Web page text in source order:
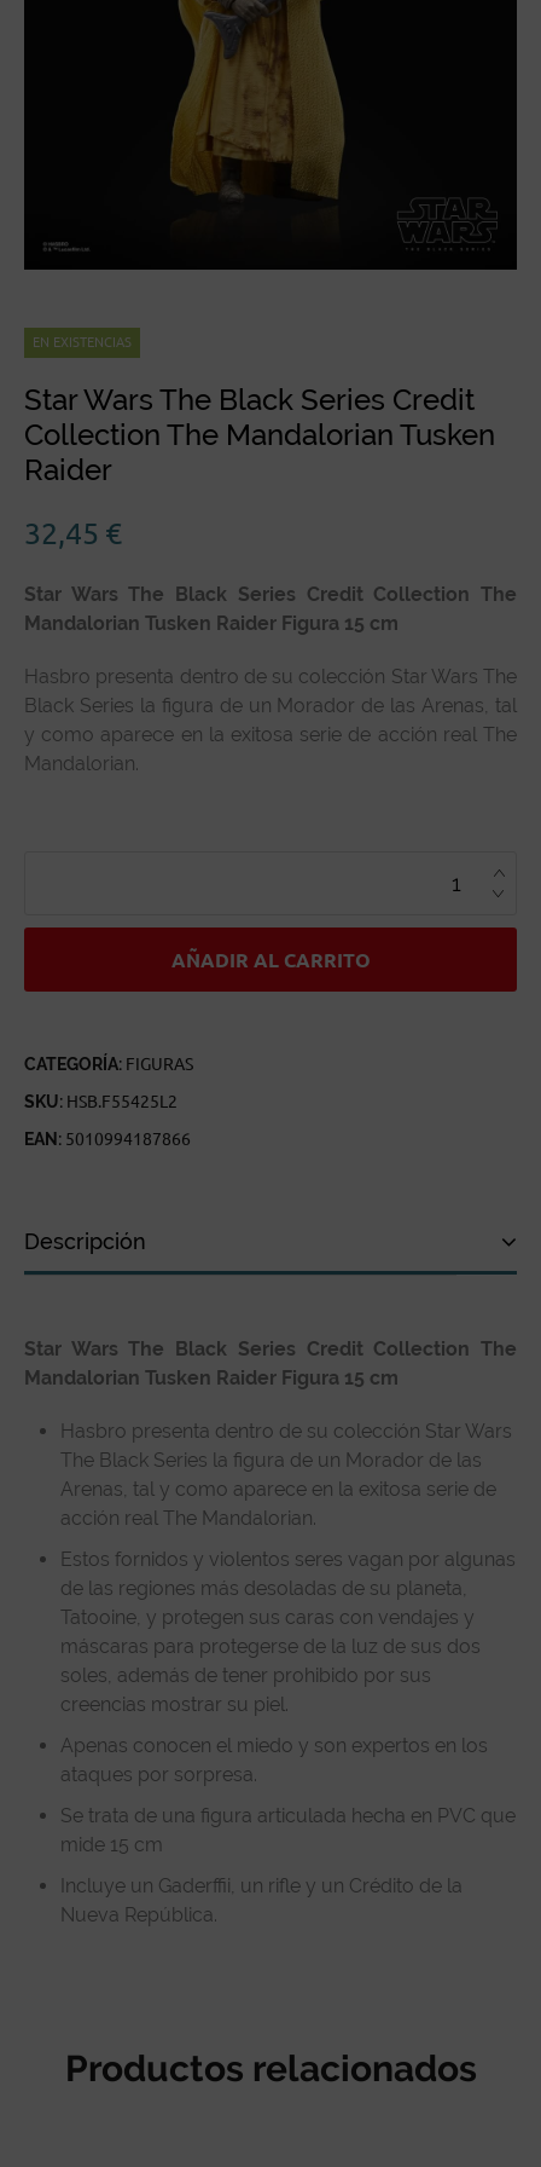
EN EXISTENCIAS
Star Wars The Black Series Credit
Collection The Mandalorian Tusken
Raider
32,45 €
Star Wars The Black Series Credit Collection The
Mandalorian Tusken Raider Figura 15 cm
Hasbro presenta dentro de su colección Star Wars The
Black Series la figura de un Morador de las Arenas, tal
y como aparece en la exitosa serie de acción real The
Mandalorian.
CREDIT
AÑADIR AL CARRITO
CATEGORÍA: FIGURAS
SKU: HSB.F55425L2
EAN: 5010994187866
Descripción
Especificaciones técnicas
Star Wars The Black Series Credit Collection The
Mandalorian Tusken Raider Figura 15 cm
Hasbro presenta dentro de su colección Star Wars
The Black Series la figura de un Morador de las
Arenas, tal y como aparece en la exitosa serie de
acción real The Mandalorian.
Estos fornidos y violentos seres vagan por algunas
de las regiones más desoladas de su planeta,
Tatooine, y protegen sus caras con vendajes y
máscaras para protegerse de la luz de sus dos
soles, además de tener prohibido por sus
creencias mostrar su piel.
Apenas conocen el miedo y son expertos en los
ataques por sorpresa.
Se trata de una figura articulada hecha en PVC que
mide 15 cm
Incluye un Gaderffii, un rifle y un Crédito de la
Nueva República.
Productos relacionados